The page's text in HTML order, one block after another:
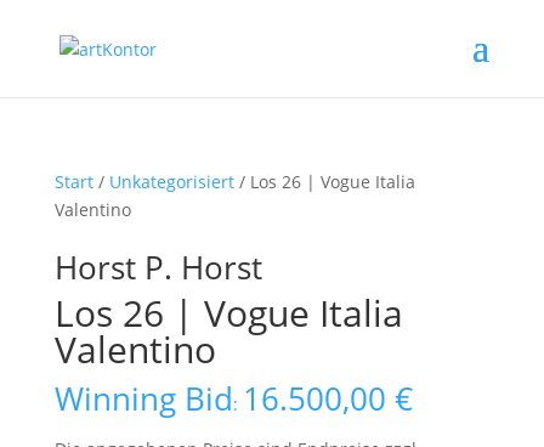
Start/ Unkategorisiert/ Los 26 | Vogue Italia
Valentino
Horst P. Horst
Los 26 | Vogue Italia
Valentino
Winning Bid: 16.500,00 €